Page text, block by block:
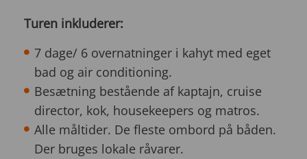
Turen inkluderer:
7 dage/ 6 overnatninger i kahyt med eget
bad og air conditioning.
Besætning bestående af kaptajn, cruise
director, kok, housekeepers og matros.
Alle måltider. De fleste ombord på båden.
Der bruges lokale råvarer.